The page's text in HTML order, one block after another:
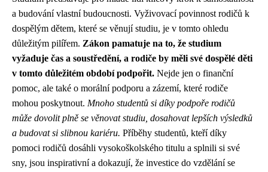
a budování vlastní budoucnosti. Vyživovací povinnost rodičů k
dospělým dětem, které se věnují studiu, je v tomto ohledu
důležitým pilířem. Zákon pamatuje na to, že studium
vyžaduje čas a soustředění, a rodiče by měli své dospělé děti
v tomto důležitém období podpořit. Nejde jen o finanční
pomoc, ale také o morální podporu a zázemí, které rodiče
mohou poskytnout. Mnoho studentů si díky podpoře rodičů
může dovolit plně se věnovat studiu, dosahovat lepších výsledků
a budovat si slibnou kariéru. Příběhy studentů, kteří díky
pomoci rodičů dosáhli vysokoškolského titulu a splnili si své
sny, jsou inspirativní a dokazují, že investice do vzdělání se